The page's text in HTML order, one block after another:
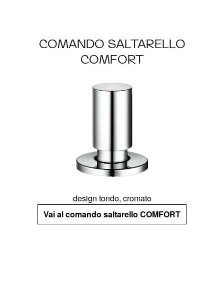
COMANDO SALTARELLO
COMFORT
design tondo, cromato
Vai al comando saltarello COMFORT